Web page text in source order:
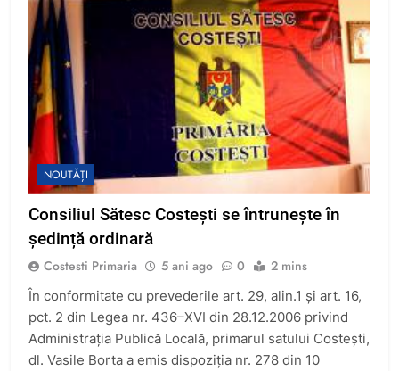
NOUTĂȚI
Consiliul Sătesc Costești se întrunește în
ședință ordinară
Costesti Primaria 5 ani ago 0 2 mins
În conformitate cu prevederile art. 29, alin.1 şi art. 16,
pct. 2 din Legea nr. 436–XVI din 28.12.2006 privind
Administraţia Publică Locală, primarul satului Costeşti,
dl. Vasile Borta a emis dispoziţia nr. 278 din 10